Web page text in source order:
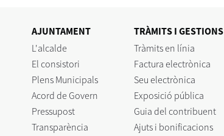
AJUNTAMENT
L'alcalde
El consistori
Plens Municipals
Acord de Govern
Pressupost
Transparència
TRÀMITS I GESTIONS
Tràmits en línia
Factura electrònica
Seu electrònica
Exposició pública
Guia del contribuent
Ajuts i bonificacions